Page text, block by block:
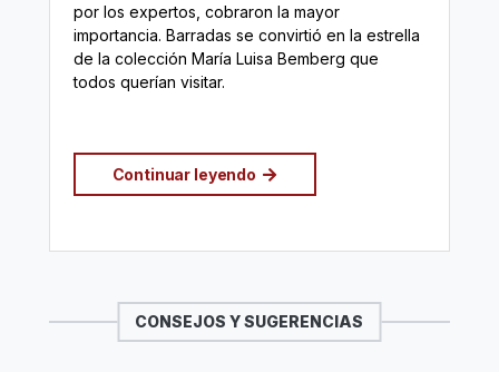
por los expertos, cobraron la mayor
importancia. Barradas se convirtió en la estrella
de la colección María Luisa Bemberg que
todos querían visitar.
Continuar leyendo
CONSEJOS Y SUGERENCIAS